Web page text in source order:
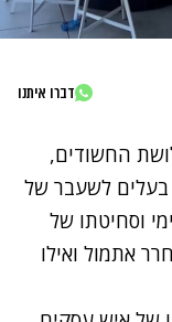
דברו איתנו
החשודים,
בעלים לשעבר של
וסחיטתו של
אתמול ואילו